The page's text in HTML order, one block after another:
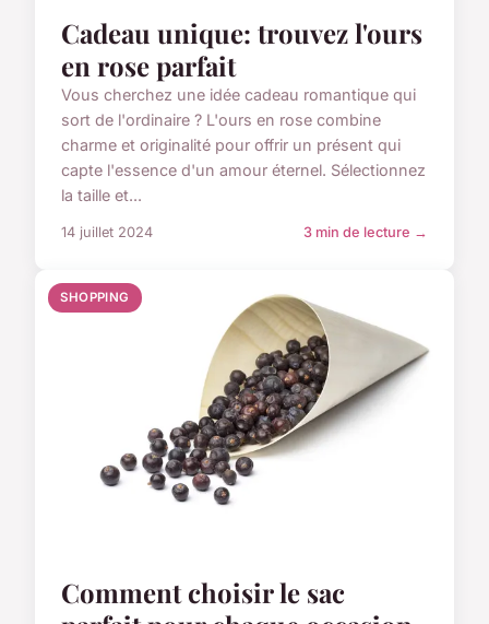
Cadeau unique: trouvez l'ours
en rose parfait
Vous cherchez une idée cadeau romantique qui
sort de l'ordinaire ? L'ours en rose combine
charme et originalité pour offrir un présent qui
capte l'essence d'un amour éternel. Sélectionnez
la taille et...
14 juillet 2024 3 min de lecture →
SHOPPING
Comment choisir le sac